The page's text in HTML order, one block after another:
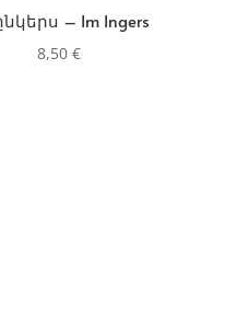
– Im Ingers
8,50 €